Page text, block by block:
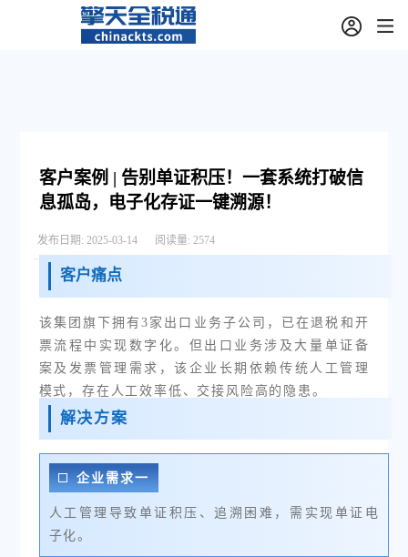
客户案例 | 告别单证积压！一套系统打破信
息孤岛，电子化存证一键溯源！
发布日期: 2025-03-14 阅读量: 2574
客户痛点
该集团旗下拥有3家出口业务子公司，已在退税和开
票流程中实现数字化。但 出口业务涉及大量单证备
案及发票管理需求，该企业长期依赖传统人工管理
模式，存在人工效率低、交接风险高的隐患。
解决方案
企业需求一
人工管理导致单证积压、追溯困难，需实现单证电
子化。